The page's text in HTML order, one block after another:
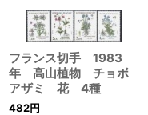
フランス切手 1983
年 高山植物 チョボ
アザミ 花 4種
482円